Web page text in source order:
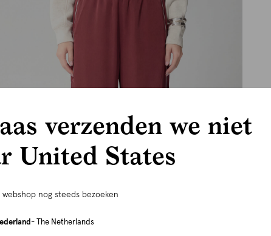
verzenden we niet
United States
nog steeds bezoeken
- The Netherlands